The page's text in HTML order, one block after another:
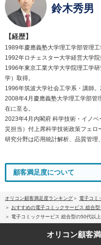
鈴木秀男
【経歴】
1989年慶應義塾大学理工学部管理工
1992年ロチェスター大学経営大学院
1996年東京工業大学大学院理工学
学）取得。
1996年筑波大学社会工学系・講師。
2008年4月慶應義塾大学理工学部管
在に至る。
2023年4月内閣府 科学技術・イノ
災担当）付上席科学技術政策フェロ
研究分野は応用統計解析、品質管理
顧客満足度について
オリコン顧客満足度ランキング
電子コミ
おすすめの電子コミックサービス 総合
電子コミックサービス 総合型の50代以
オリコン顧客